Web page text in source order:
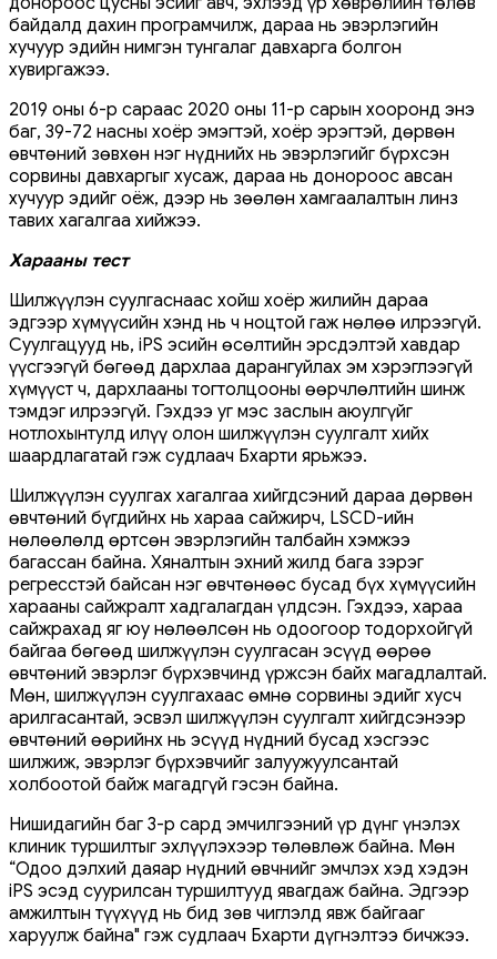
байдалд дахин програмчилж, дараа нь эвэрлэгийн
хучуур эдийн нимгэн тунгалаг давхарга болгон
хувиргажээ.
2019 оны 6-р сараас 2020 оны 11-р сарын хооронд энэ
баг, 39-72 насны хоёр эмэгтэй, хоёр эрэгтэй, дөрвөн
өвчтөний зөвхөн нэг нүднийх нь эвэрлэгийг бүрхсэн
сорвины давхаргыг хусаж, дараа нь донороос авсан
хучуур эдийг оёж, дээр нь зөөлөн хамгаалалтын линз
тавих хагалгаа хийжээ.
Харааны тест
Шилжүүлэн суулгаснаас хойш хоёр жилийн дараа
эдгээр хүмүүсийн хэнд нь ч ноцтой гаж нөлөө илрээгүй.
Суулгацууд нь, iPS эсийн өсөлтийн эрсдэлтэй хавдар
үүсгээгүй бөгөөд дархлаа дарангуйлах эм хэрэглээгүй
хүмүүст ч, дархлааны тогтолцооны өөрчлөлтийн шинж
тэмдэг илрээгүй. Гэхдээ уг мэс заслын аюулгүйг
нотлохынтулд илүү олон шилжүүлэн суулгалт хийх
шаардлагатай гэж судлаач Бхарти ярьжээ.
Шилжүүлэн суулгах хагалгаа хийгдсэний дараа дөрвөн
өвчтөний бүгдийнх нь хараа сайжирч, LSCD-ийн
нөлөөлөлд өртсөн эвэрлэгийн талбайн хэмжээ
багассан байна. Хяналтын эхний жилд бага зэрэг
регресстэй байсан нэг өвчтөнөөс бусад бүх хүмүүсийн
харааны сайжралт хадгалагдан үлдсэн. Гэхдээ, хараа
сайжрахад яг юу нөлөөлсөн нь одоогоор тодорхойгүй
байгаа бөгөөд шилжүүлэн суулгасан эсүүд өөрөө
өвчтөний эвэрлэг бүрхэвчинд үржсэн байх магадлалтай.
Мөн, шилжүүлэн суулгахаас өмнө сорвины эдийг хусч
арилгасантай, эсвэл шилжүүлэн суулгалт хийгдсэнээр
өвчтөний өөрийнх нь эсүүд нүдний бусад хэсгээс
шилжиж, эвэрлэг бүрхэвчийг залуужуулсантай
холбоотой байж магадгүй гэсэн байна.
Нишидагийн баг 3-р сард эмчилгээний үр дүнг үнэлэх
клиник туршилтыг эхлүүлэхээр төлөвлөж байна. Мөн
“Одоо дэлхий даяар нүдний өвчнийг эмчлэх хэд хэдэн
iPS эсэд суурилсан туршилтууд явагдаж байна. Эдгээр
амжилтын түүхүүд нь бид зөв чиглэлд явж байгааг
харуулж байна" гэж судлаач Бхарти дүгнэлтээ бичжээ.